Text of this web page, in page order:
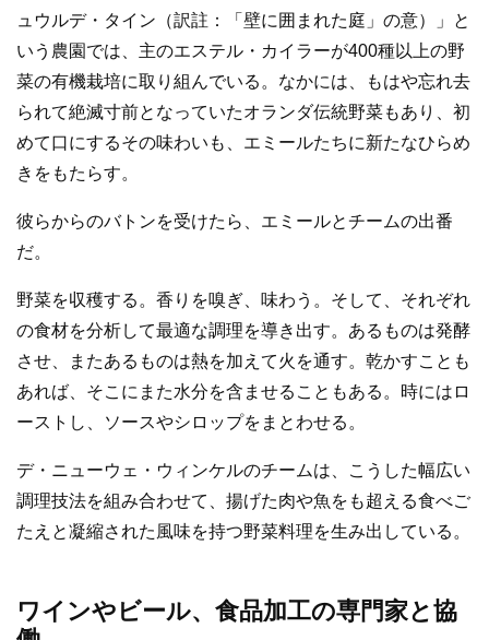
ュウルデ・タイン（訳註：「壁に囲まれた庭」の意）」と
いう農園では、主のエステル・カイラーが400種以上の野
菜の有機栽培に取り組んでいる。なかには、もはや忘れ去
られて絶滅寸前となっていたオランダ伝統野菜もあり、初
めて口にするその味わいも、エミールたちに新たなひらめ
きをもたらす。
彼らからのバトンを受けたら、エミールとチームの出番
だ。
野菜を収穫する。香りを嗅ぎ、味わう。そして、それぞれ
の食材を分析して最適な調理を導き出す。あるものは発酵
させ、またあるものは熱を加えて火を通す。乾かすことも
あれば、そこにまた水分を含ませることもある。時にはロ
ーストし、ソースやシロップをまとわせる。
デ・ニューウェ・ウィンケルのチームは、こうした幅広い
調理技法を組み合わせて、揚げた肉や魚をも超える食べご
たえと凝縮された風味を持つ野菜料理を生み出している。
ワインやビール、食品加工の専門家と協